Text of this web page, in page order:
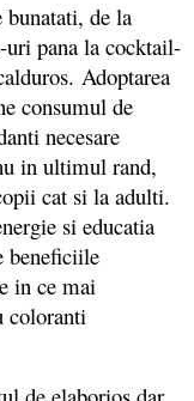
de la
uri pana la cocktail-
Adoptarea
consumul de
necesare
in ultimul rand,
cat si la adulti.
si educatia
beneficiile
in ce mai
coloranti